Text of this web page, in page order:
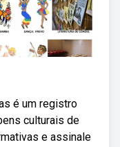
é um registro
culturais de
e assinale